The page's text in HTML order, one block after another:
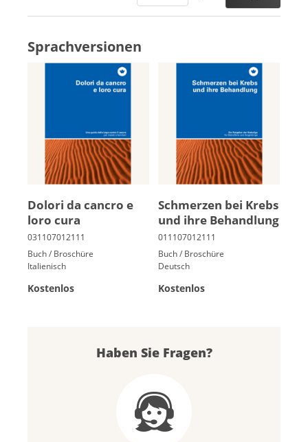
Sprachversionen
Dolori da cancro e
loro cura
Buch / Broschüre
Italienisch
Kostenlos
Schmer­zen bei Krebs
und ih­re Be­hand­lung
Buch / Broschüre
Deutsch
Kostenlos
Haben Sie Fragen?